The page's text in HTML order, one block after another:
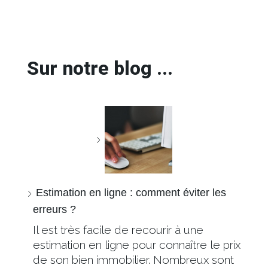
Sur notre blog ...
Estimation en ligne : comment éviter les
erreurs ?
Il est très facile de recourir à une
estimation en ligne pour connaître le prix
de son bien immobilier. Nombreux sont